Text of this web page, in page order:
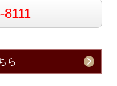
8111
ら